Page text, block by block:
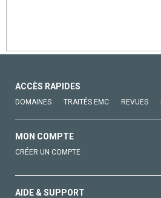
ACCÈS RAPIDES
DOMAINES TRAITÉS EMC REVUES
MON COMPTE
CRÉER UN COMPTE
AIDE & SUPPORT